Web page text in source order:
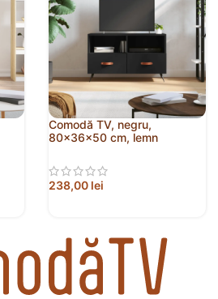
Comodă TV, negru,
80x36x50 cm, lemn
238,00 lei